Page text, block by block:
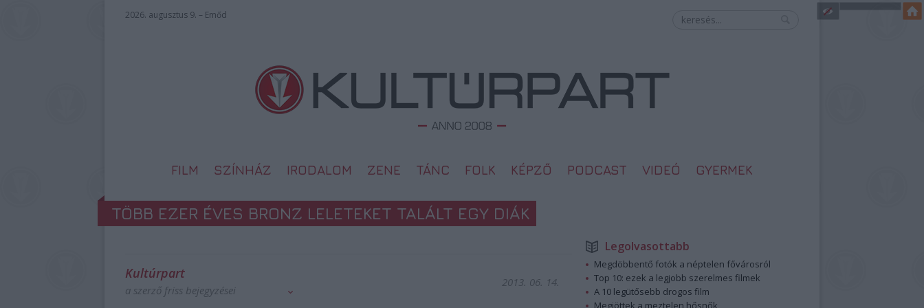
2026. augusztus 9. – Emőd
FILM SZÍNHÁZ IRODALOM ZENE TÁNC FOLK KÉPZŐ PODCAST VIDEÓ GYERMEK
TÖBB EZER ÉVES BRONZ LELETEKET TALÁLT EGY DIÁK
Kultúrpart
a szerző friss bejegyzései
2013. 06. 14.
Legolvasottabb
Megdöbbentő fotók a néptelen fővárosról
Top 10: ezek a legjobb szerelmes filmek
A 10 legütősebb drogos film
Megjöttek a meztelen hősnők